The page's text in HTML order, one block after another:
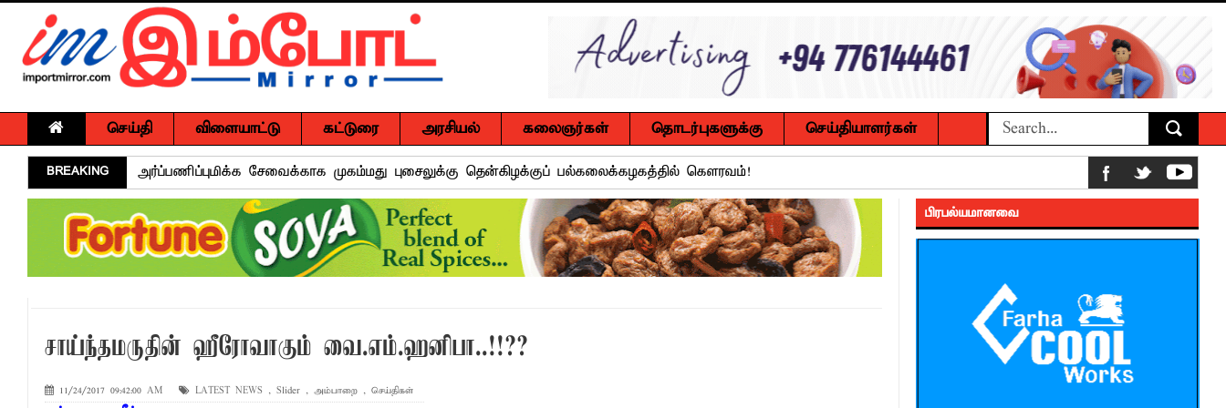
செய்தி விளையாட்டு கட்டுரை அரசியல் கலைஞர்கள் தொடர்புகளுக்கு செய்தியாளர்கள்
BREAKING அர்ப்பணிப்புமிக்க சேவைக்காக முகம்மது புசைலுக்கு தென்கிழக்குப் பல்கலைக்கழகத்தில் கௌரவம்!
சுகாதார விதிமுறைகளை மீறிய வியாபாரிகளுக்கு எதிராகச் சட்ட நடவடிக்கை! மனித நுகர்வுக்குப் பொருத்தமற்ற உணவுகள் கைப்பற்றப்பட்டுக் அழிப்பு
மாளிகைக்காட்டிற்கு நிரந்தர மாற்று மையவாடி அமைப்பது குறித்து விசேட ஆலோசனைக் கூட்டம் : மக்களின் நீண்டகால தேவைக்கு தீர்வு காண
ஒருமித்த நடவடிக்கைக்கு முஸ்தீபு
வவுனியாவில் சர்வதேச சகோதரிகள் தினம்!
பகிடிவதைக்கு பூஜ்ஜிய சகிப்புத்தன்மை: "ஒரு மாணவனின் கனவைக் கலைக்காதீர்கள்" – தென்கிழக்குப் பல்கலைக்கழக உபவேந்தர் வலியுறுத்தல்
கல்முனை - பாண்டிருப்பில் வீதி விபத்து ஒருவர் உயிரிழப்பு, மற்றையவர் அவசர சிகிச்சை பிரிவில் அனுமதிக்கப்பட்டுள்ளார்.
சாய்ந்தமருதின் ஹீரோவாகும் வை.எம்.ஹனிபா..!!??
11/24/2017 09:42:00 AM LATEST NEWS , Slider , அம்பாறை , செய்திகள்
பிரபல்யமானவை